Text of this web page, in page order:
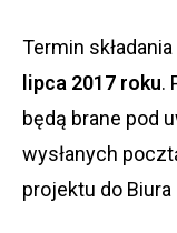
Termin
lipca 2017 roku.
będą brane pod
wysłanych
projektu do Biura